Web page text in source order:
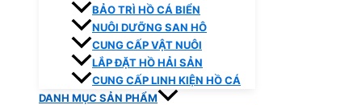
BẢO TRÌ HỒ CÁ BIỂN
NUÔI DƯỠNG SAN HÔ
CUNG CẤP VẬT NUÔI
LẮP ĐẶT HỒ HẢI SẢN
CUNG CẤP LINH KIỆN HỒ CÁ
DANH MỤC SẢN PHẨM